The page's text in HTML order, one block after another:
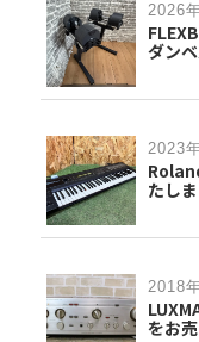
2026
ダン
2023
たしま
2018
をお